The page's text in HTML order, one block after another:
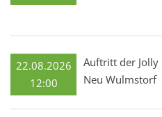
22.08.2026
12:00
Auftritt der
Neu Wulmstorf